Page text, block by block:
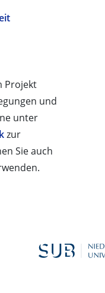
Projekt
und
unter
zur
Sie auch